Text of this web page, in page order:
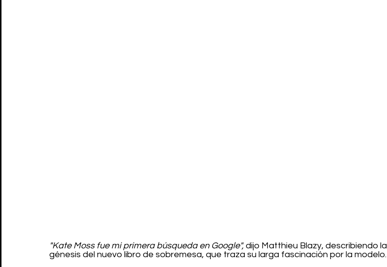
"Kate Moss fue mi primera búsqueda en Google", dijo Matthieu Blazy, describiendo la
génesis del nuevo libro de sobremesa, que traza su larga fascinación por la modelo.